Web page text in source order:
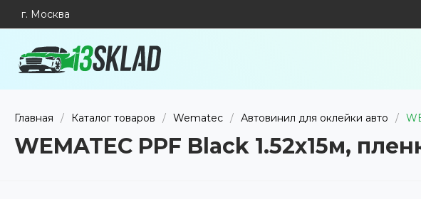
г. Москва
Главная / Каталог товаров / Wematec / Автовинил для оклейки авто /
WEMATEC PPF Black 1.52х15м,